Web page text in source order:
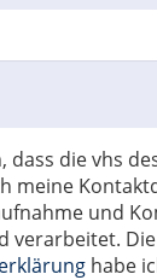
dass die vhs
meine
und
verarbeitet. Die
habe